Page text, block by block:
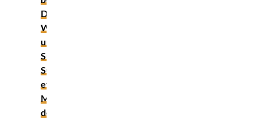
Dana
White
uppmärksammar
Smilla
Sundell
efter
MMA-
debuten